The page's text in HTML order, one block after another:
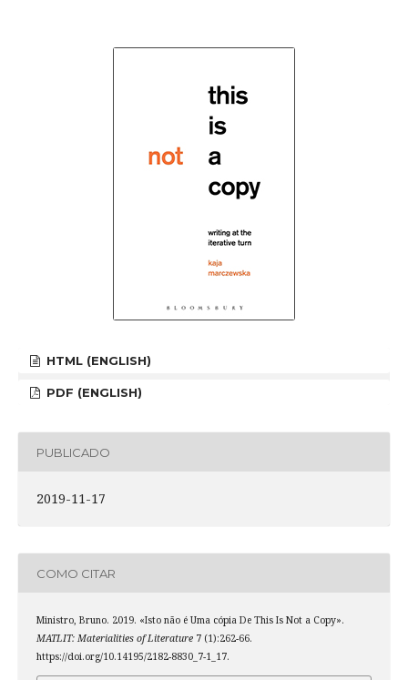
HTML (ENGLISH)
PDF (ENGLISH)
PUBLICADO
2019-11-17
COMO CITAR
Ministro, Bruno. 2019. «Isto não é Uma cópia De This Is Not a Copy».
MATLIT: Materialities of Literature7 (1):262-66.
https://doi.org/10.14195/2182-8830_7-1_17.